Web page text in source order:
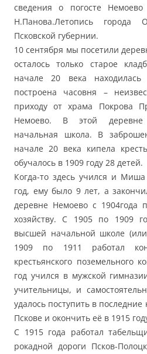
сведения о погосте
Н.Панова.Летопись
Псковской губернии.
10 сентября мы посетили
осталось только старое
начале 20 века
построена часовня –
приходу от храма Покрова
Немоево. В этой деревне
начальная школа. В
начале 20 века кипела
обучалось в 1909 году 28 детей.
Когда-то здесь учился и
год, ему было 9 лет, а
деревне Немоево с 1904года
хозяйству. С 1905 по 1909
высшей начальной школе
1909 по 1911 работал
крестьянского поземельного
год учился в мужской
учительницы, и
удалось поступить в последние
Пскове и окончить её в 1915
С 1915 года работал
рокадной дороги Псков-